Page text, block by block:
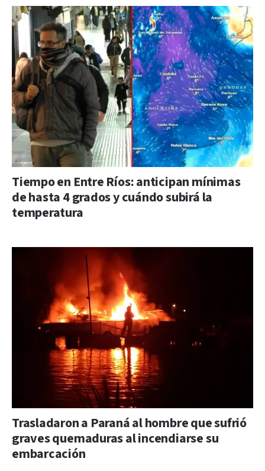
Tiempo en Entre Ríos: anticipan mínimas
de hasta 4 grados y cuándo subirá la
temperatura
Trasladaron a Paraná al hombre que sufrió
graves quemaduras al incendiarse su
embarcación